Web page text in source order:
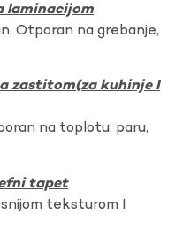
laminacijom
Otporan na grebanje,
zastitom(za kuhinje I
na toplotu, paru,
tapet
teksturom I